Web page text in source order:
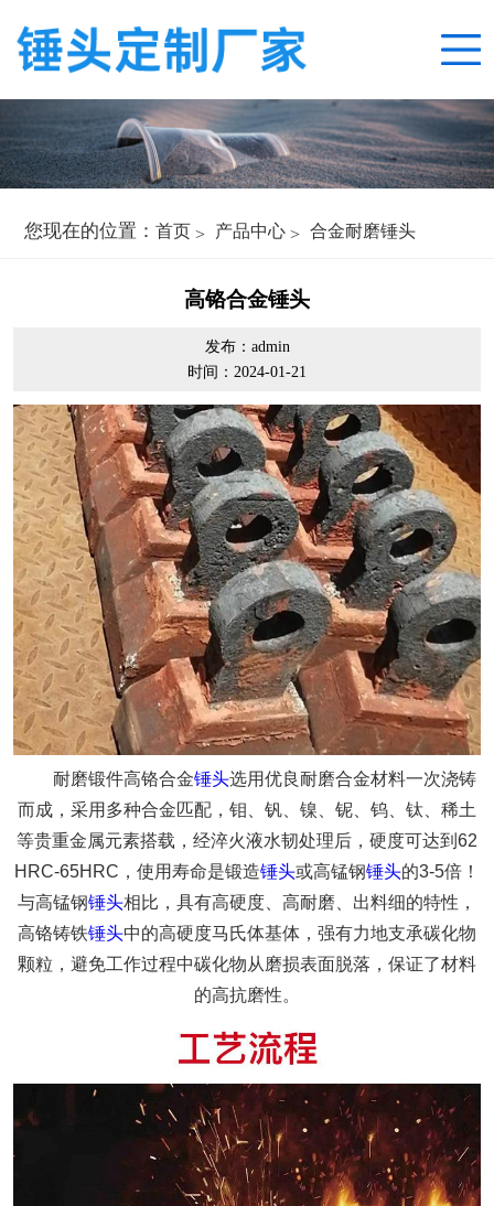
您现在的位置： 首页 产品中心 合金耐磨锤头
高铬合金锤头
发布：admin
时间：2024-01-21
耐磨锻件高铬合金锤头选用优良耐磨合金材料一次浇铸
而成，采用多种合金匹配，钼、钒、镍、铌、钨、钛、稀土
等贵重金属元素搭载，经淬火液水韧处理后，硬度可达到62
HRC-65HRC，使用寿命是锻造锤头或高锰钢锤头的3-5倍！
与高锰钢锤头相比，具有高硬度、高耐磨、出料细的特性，
高铬铸铁锤头中的高硬度马氏体基体，强有力地支承碳化物
颗粒，避免工作过程中碳化物从磨损表面脱落，保证了材料
的高抗磨性。